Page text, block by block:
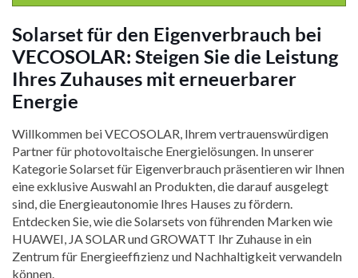
Solarset für den Eigenverbrauch bei
VECOSOLAR: Steigen Sie die Leistung
Ihres Zuhauses mit erneuerbarer
Energie
Willkommen bei VECOSOLAR, Ihrem vertrauenswürdigen
Partner für photovoltaische Energielösungen. In unserer
Kategorie Solarset für Eigenverbrauch präsentieren wir Ihnen
eine exklusive Auswahl an Produkten, die darauf ausgelegt
sind, die Energieautonomie Ihres Hauses zu fördern.
Entdecken Sie, wie die Solarsets von führenden Marken wie
HUAWEI, JA SOLAR und GROWATT Ihr Zuhause in ein
Zentrum für Energieeffizienz und Nachhaltigkeit verwandeln
können.